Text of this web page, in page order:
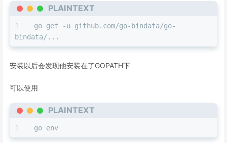
PLAINTEXT
go get -u github.com/go-bindata/go-
bindata/...
安装以后会发现他安装在了GOPATH下
可以使用
PLAINTEXT
go env